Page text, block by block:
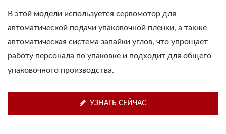
В этой модели используется сервомотор для
автоматической подачи упаковочной пленки, а также
автоматическая система запайки углов, что упрощает
работу персонала по упаковке и подходит для общего
упаковочного производства.
УЗНАТЬ СЕЙЧАС